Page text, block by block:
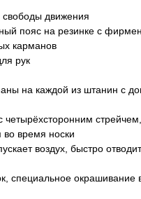
свободы движения
пояс на резинке с
карманов
рук
на каждой из штанин с
четырёхсторонним
во время носки
воздух, быстро
специальное окрашивание